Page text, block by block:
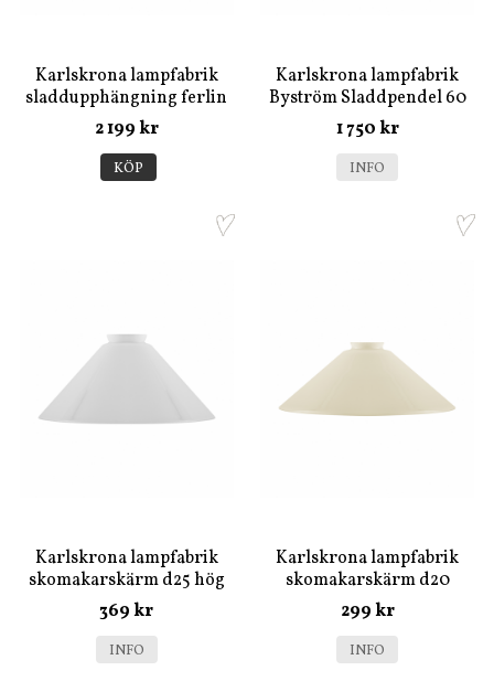
Karlskrona lampfabrik
sladdupphängning ferlin
mässing
2 199 kr
KÖP
Karlskrona lampfabrik
Byström Sladdpendel 60
(Mässing)
1 750 kr
INFO
Karlskrona lampfabrik
skomakarskärm d25 hög
vit
369 kr
INFO
Karlskrona lampfabrik
skomakarskärm d20
benvit
299 kr
INFO